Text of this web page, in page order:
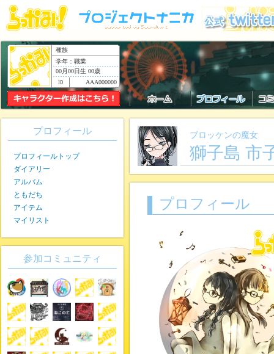
種族
学年：職業
00月00日生 00歳
AAA000000
ブロッケンの魔女
獅子島 市
プロフィール
プロフィール
プロフィールトップ
ダイアリー
アルバム
ともだち
アイテム
マイリスト
参加コミュニティ